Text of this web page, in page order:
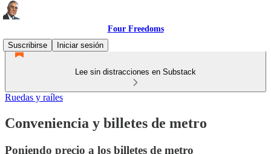
Four Freedoms
Suscribirse
Iniciar sesión
Lee sin distracciones en Substack
Ruedas y raíles
Conveniencia y billetes de metro
Poniendo precio a los billetes de metro